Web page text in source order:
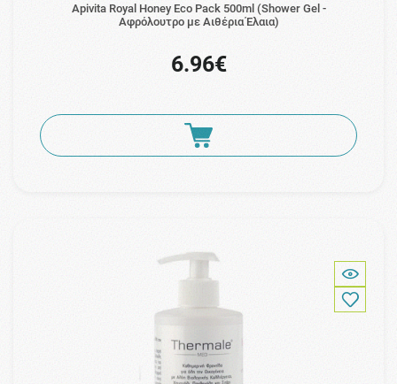
Apivita Royal Honey Eco Pack 500ml (Shower Gel -
Αφρόλουτρο με Αιθέρια Έλαια)
6.96€